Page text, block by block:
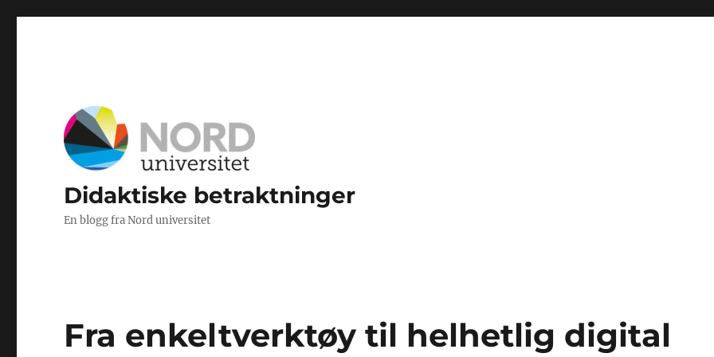
Didaktiske betraktninger
En blogg fra Nord universitet
Fra enkeltverktøy til helhetlig digital